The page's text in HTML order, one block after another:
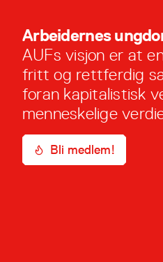
Arbeidernes
AUFs visjon er at
fritt og rettferdig
foran kapitalistisk
menneskelige
Bli medlem!